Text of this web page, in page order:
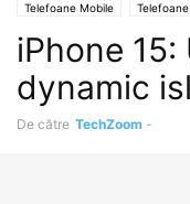
Telefoane Mobile
iPhone
dynamic
De către TechZoom -